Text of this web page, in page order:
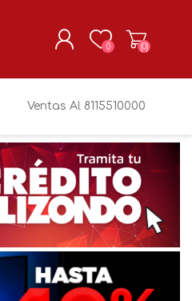
0 (0)
Ventas Al 8115510000